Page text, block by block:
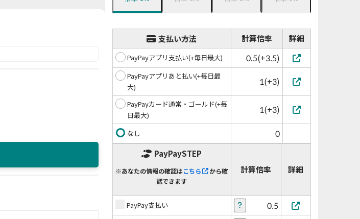
支払い方法 計算倍率 詳細
PayPayアプリ支払い(+毎日最大) 0.5(+3.5)
PayPayアプリあと払い(+毎日最
大)
1(+3)
PayPayカード通常・ゴールド(+毎
日最大)
1(+3)
なし 0
PayPaySTEP
※あなたの情報の確認はこちら
から確
認できます
計算倍率 詳細
PayPay支払い 0.5